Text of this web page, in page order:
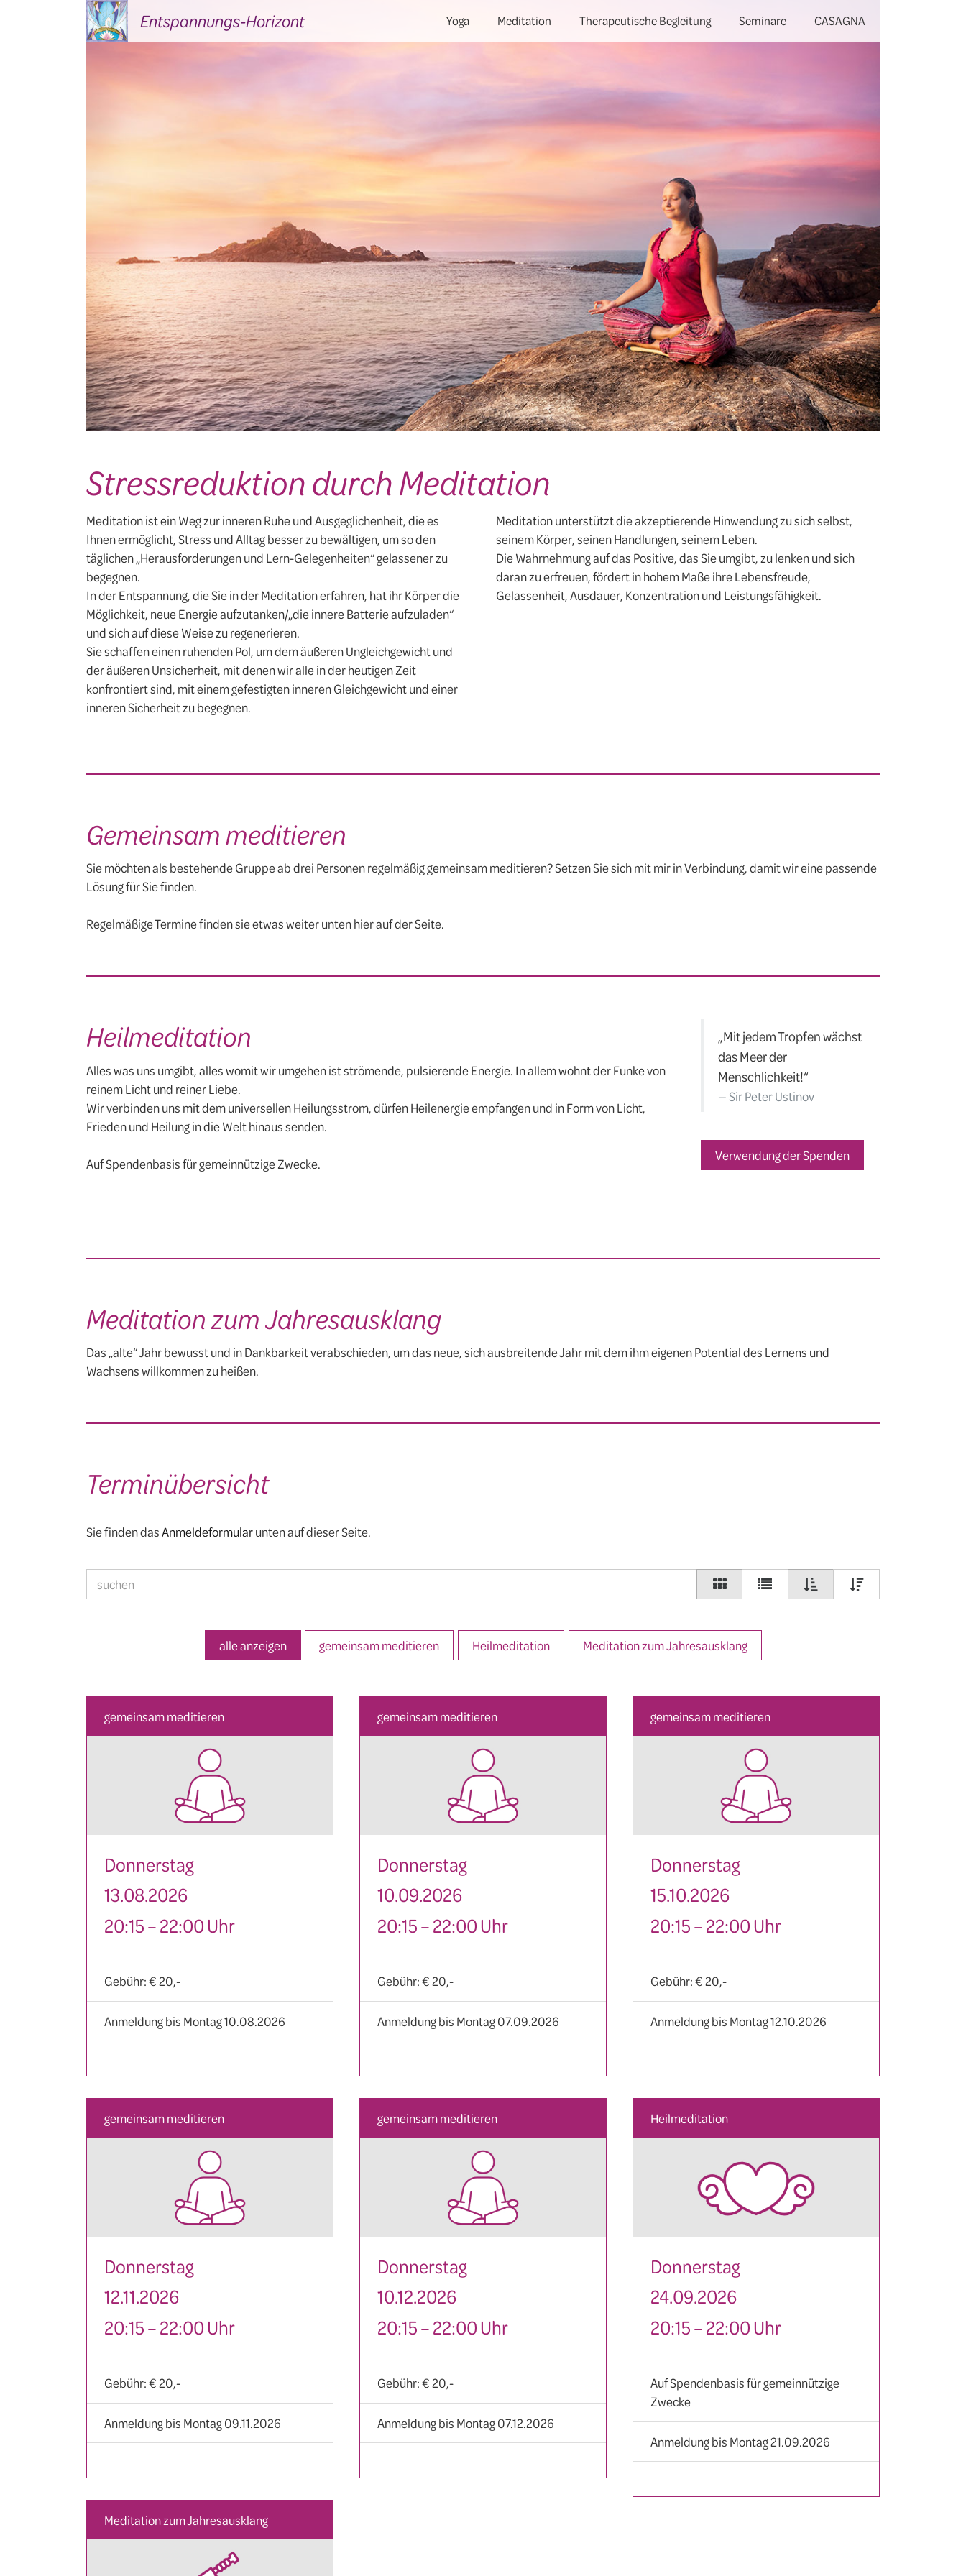
Yoga Meditation Therapeutische Begleitung Seminare CASAGNA
Entspannungs-Horizont
Stressreduktion durch Meditation
Meditation ist ein Weg zur inneren Ruhe und Ausgeglichenheit, die es
Ihnen ermöglicht, Stress und Alltag besser zu bewältigen, um so den
täglichen „Herausforderungen und Lern-Gelegenheiten“ gelassener zu
begegnen.
In der Entspannung, die Sie in der Meditation erfahren, hat ihr Körper die
Möglichkeit, neue Energie aufzutanken/„die innere Batterie aufzuladen“
und sich auf diese Weise zu regenerieren.
Sie schaffen einen ruhenden Pol, um dem äußeren Ungleichgewicht und
der äußeren Unsicherheit, mit denen wir alle in der heutigen Zeit
konfrontiert sind, mit einem gefestigten inneren Gleichgewicht und einer
inneren Sicherheit zu begegnen.
Meditation unterstützt die akzeptierende Hinwendung zu sich selbst,
seinem Körper, seinen Handlungen, seinem Leben.
Die Wahrnehmung auf das Positive, das Sie umgibt, zu lenken und sich
daran zu erfreuen, fördert in hohem Maße ihre Lebensfreude,
Gelassenheit, Ausdauer, Konzentration und Leistungsfähigkeit.
Gemeinsam meditieren
Sie möchten als bestehende Gruppe ab drei Personen regelmäßig gemeinsam meditieren? Setzen Sie sich mit mir in Verbindung, damit wir eine passende
Lösung für Sie finden.
Regelmäßige Termine finden sie etwas weiter unten hier auf der Seite.
Heilmeditation
Alles was uns umgibt, alles womit wir umgehen ist strömende, pulsierende Energie. In allem wohnt der Funke von
reinem Licht und reiner Liebe.
Wir verbinden uns mit dem universellen Heilungsstrom, dürfen Heilenergie empfangen und in Form von Licht,
Frieden und Heilung in die Welt hinaus senden.
Auf Spendenbasis für gemeinnützige Zwecke.
„Mit jedem Tropfen wächst
das Meer der
Menschlichkeit!“
Sir Peter Ustinov
Verwendung der Spenden
Meditation zum Jahresausklang
Das „alte“ Jahr bewusst und in Dankbarkeit verabschieden, um das neue, sich ausbreitende Jahr mit dem ihm eigenen Potential des Lernens und
Wachsens willkommen zu heißen.
Terminübersicht
Sie finden dasAnmeldeformularunten auf dieser Seite.
alle anzeigen gemeinsam meditieren Heilmeditation Meditation zum Jahresausklang
gemeinsam meditieren
Donnerstag
13.08.2026
20:15 – 22:00 Uhr
Gebühr: € 20,-
Anmeldung bis Montag 10.08.2026
gemeinsam meditieren
Donnerstag
10.09.2026
20:15 – 22:00 Uhr
Gebühr: € 20,-
Anmeldung bis Montag 07.09.2026
gemeinsam meditieren
Donnerstag
15.10.2026
20:15 – 22:00 Uhr
Gebühr: € 20,-
Anmeldung bis Montag 12.10.2026
gemeinsam meditieren
Donnerstag
12.11.2026
20:15 – 22:00 Uhr
Gebühr: € 20,-
Anmeldung bis Montag 09.11.2026
gemeinsam meditieren
Donnerstag
10.12.2026
20:15 – 22:00 Uhr
Gebühr: € 20,-
Anmeldung bis Montag 07.12.2026
Heilmeditation
Donnerstag
24.09.2026
20:15 – 22:00 Uhr
Auf Spendenbasis für gemeinnützige
Zwecke
Anmeldung bis Montag 21.09.2026
Meditation zum Jahresausklang